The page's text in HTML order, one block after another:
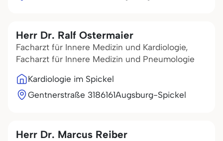
Herr Dr. Ralf Ostermaier
Facharzt für Innere Medizin und Kardiologie,
Facharzt für Innere Medizin und Pneumologie
Kardiologie im Spickel
Gentnerstraße 3186161Augsburg-Spickel
Herr Dr. Marcus Reiber